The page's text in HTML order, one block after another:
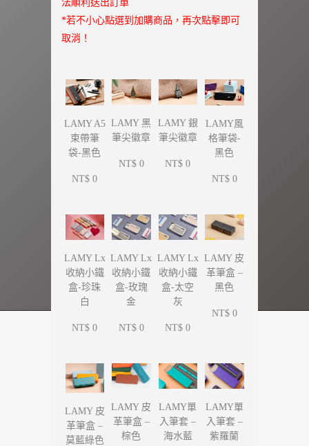
法順利送出訂單
*若不小心點選到加購商品，再次點擊即可
取消！
LAMY A5
束帶筆
袋-黑色
NT$ 0
LAMY 黑
筆尖徽章
NT$ 0
LAMY 銀
筆尖徽章
NT$ 0
LAMY風
格筆袋-
黑色
NT$ 0
LAMY Lx
收納小鐵
盒-珍珠
白
NT$ 0
LAMY Lx
收納小鐵
盒-玫瑰
金
NT$ 0
LAMY Lx
收納小鐵
盒-太空
灰
NT$ 0
LAMY 皮
革筆盒 –
黑色
NT$ 0
LAMY 皮
革筆盒 –
莫藍綠色
LAMY 皮
革筆盒 –
棕色
LAMY單
入筆套 –
海水藍
LAMY單
入筆套 –
紫羅蘭